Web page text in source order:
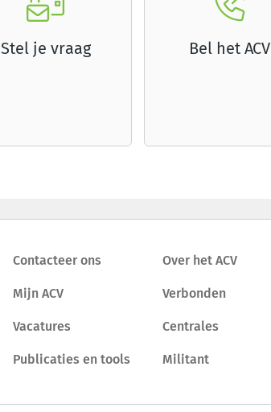
Stel je vraag Bel het ACV
Contacteer ons
Mijn ACV
Vacatures
Publicaties en tools
Over het ACV
Verbonden
Centrales
Militant